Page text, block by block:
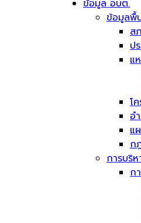
ข้อมูล อบต.
ข้อมูลพื้
ส
ป
แ
โ
อ
แ
ก
การบริห
ก